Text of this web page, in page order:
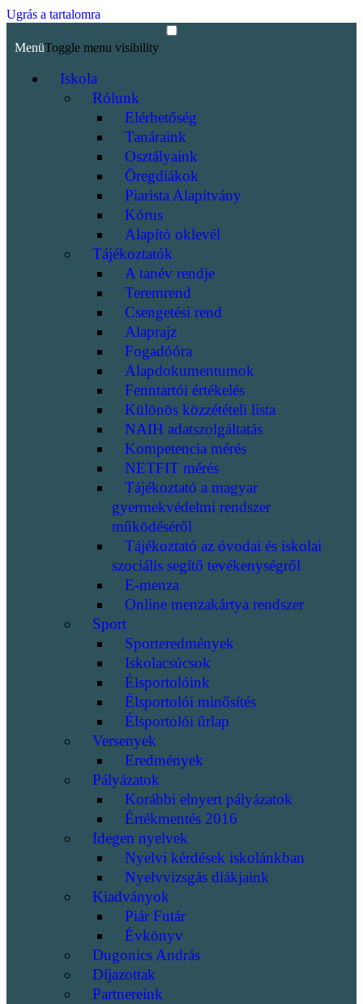
Ugrás a tartalomra
MenüToggle menu visibility
Iskola
Rólunk
Elérhetőség
Tanáraink
Osztályaink
Öregdiákok
Piarista Alapítvány
Kórus
Alapító oklevél
Tájékoztatók
A tanév rendje
Teremrend
Csengetési rend
Alaprajz
Fogadóóra
Alapdokumentumok
Fenntartói értékelés
Különös közzétételi lista
NAIH adatszolgáltatás
Kompetencia mérés
NETFIT mérés
Tájékoztató a magyar
gyermekvédelmi rendszer
működéséről
Tájékoztató az óvodai és iskolai
szociális segítő tevékenységről
E-menza
Online menzakártya rendszer
Sport
Sporteredmények
Iskolacsúcsok
Élsportolóink
Élsportolói minősítés
Élsportolói űrlap
Versenyek
Eredmények
Pályázatok
Korábbi elnyert pályázatok
Értékmentés 2016
Idegen nyelvek
Nyelvi kérdések iskolánkban
Nyelvvizsgás diákjaink
Kiadványok
Piár Futár
Évkönyv
Dugonics András
Díjazottak
Partnereink